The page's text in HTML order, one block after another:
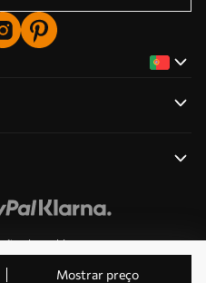
Mostrar preço
de cookies
os direitos reservados.